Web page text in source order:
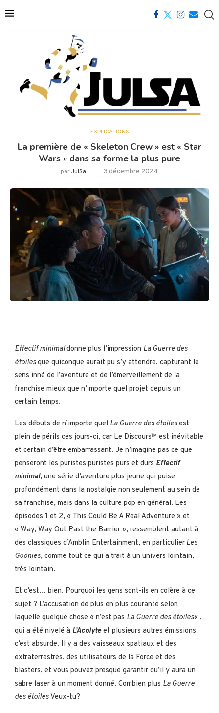
EXPLICATIONS
La première de « Skeleton Crew » est « Star
Wars » dans sa forme la plus pure
parJulSa_ 3 décembre 2024
Effectif minimaldonne plus l’impression La Guerre des
étoilesque quiconque aurait pu s’y attendre, capturant le
sens inné de l’aventure et de l’émerveillement de la
franchise mieux que n’importe quel projet depuis un
certain temps.
Les débuts de n’importe quel La Guerre des étoilesest
plein de périls ces jours-ci, car Le Discours™ est inévitable
et certain d’être embarrassant. Je n’imagine pas ce que
penseront les puristes puristes purs et durs Effectif
minimal, une série d’aventure plus jeune qui puise
profondément dans la nostalgie non seulement au sein de
sa franchise, mais dans la culture pop en général. Les
épisodes 1 et 2, « This Could Be A Real Adventure » et
« Way, Way Out Past the Barrier », ressemblent autant à
des classiques d’Amblin Entertainment, en particulier Les
Goonies, comme tout ce qui a trait à un univers lointain,
très lointain.
Et c’est… bien. Pourquoi les gens sont-ils en colère à ce
sujet ? L’accusation de plus en plus courante selon
laquelle quelque chose « n’est pas La Guerre des étoiles« ,
qui a été nivelé à L’Acolyteet plusieurs autres émissions,
c’est absurde. Il y a des vaisseaux spatiaux et des
extraterrestres, des utilisateurs de la Force et des
blasters, et vous pouvez presque garantir qu’il y aura un
sabre laser à un moment donné. Combien plus La Guerre
des étoilesVeux-tu?